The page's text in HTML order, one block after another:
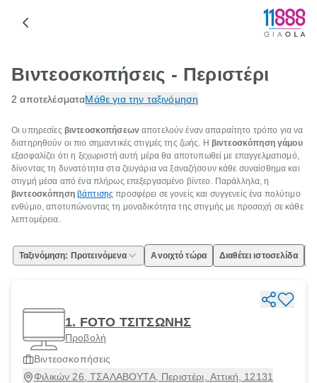
Βιντεοσκοπήσεις - Περιστέρι
2 αποτελέσματαΜάθε για την ταξινόμηση
Οι υπηρεσίες βιντεοσκοπήσεων αποτελούν έναν απαραίτητο τρόπο για να
διατηρηθούν οι πιο σημαντικές στιγμές της ζωής. Ηβιντεοσκόπηση γάμου
εξασφαλίζει ότι η ξεχωριστή αυτή μέρα θα αποτυπωθεί με επαγγελματισμό,
δίνοντας τη δυνατότητα στα ζευγάρια να ξαναζήσουν κάθε συναίσθημα και
στιγμή μέσα από ένα πλήρως επεξεργασμένο βίντεο. Παράλληλα, η
βιντεοσκόπηση βάπτισης προσφέρει σε γονείς και συγγενείς ένα πολύτιμο
ενθύμιο, αποτυπώνοντας τη μοναδικότητα της στιγμής με προσοχή σε κάθε
λεπτομέρεια.
Ταξινόμηση: Προτεινόμενα Ανοιχτό τώρα Διαθέτει ιστοσελίδα
1. FOTO ΤΣΙΤΣΩΝΗΣ
Προβολή
Βιντεοσκοπήσεις
Φιλικών 26, ΤΣΑΛΑΒΟΥΤΑ, Περιστέρι, Αττική, 12131